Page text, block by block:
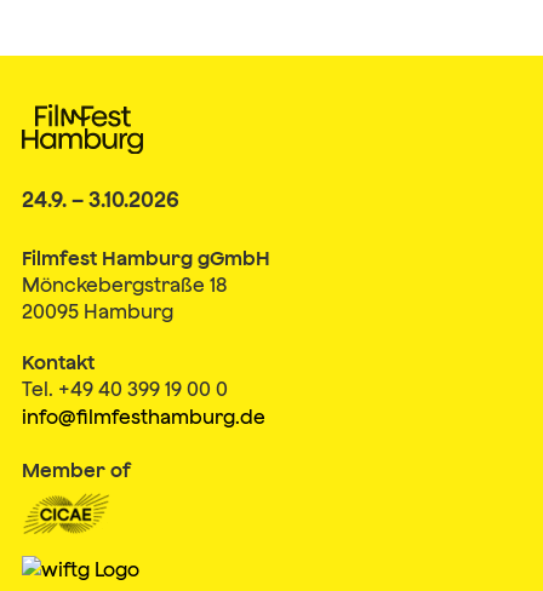
24.9. – 3.10.2026
Filmfest Hamburg gGmbH
Mönckebergstraße 18
20095 Hamburg
Kontakt
Tel. +49 40 399 19 00 0
info@filmfesthamburg.de
Member of